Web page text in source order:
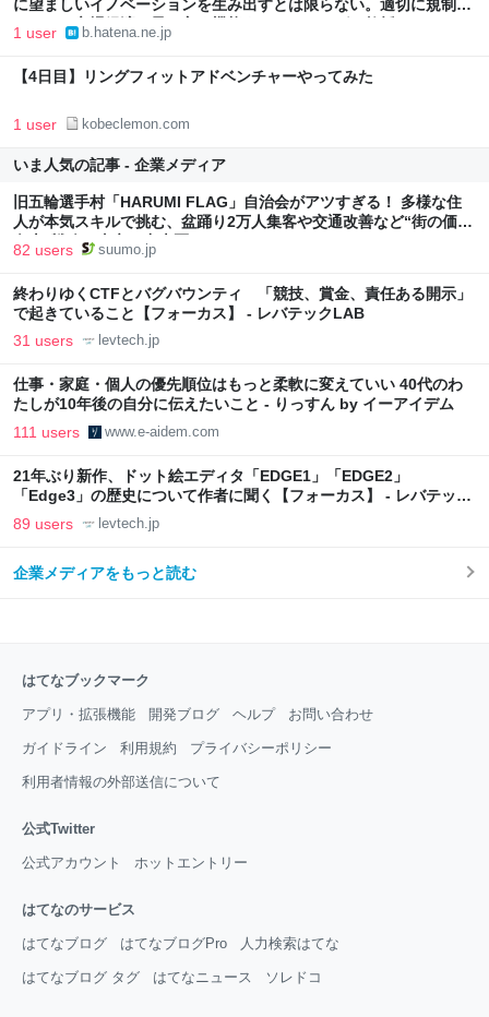
に望ましいイノベーションを生み出すとは限らない。適切に規制さ
れてこそ市場経済は最も良く機能する（アセモグル教授）"』への
コメント』へのコメント』へのコメント』へのコメント』へのコメ
ント
1 user b.hatena.ne.jp
【4日目】リングフィットアドベンチャーやってみた
1 user kobeclemon.com
いま人気の記事 - 企業メディア
旧五輪選手村「HARUMI FLAG」自治会がアツすぎる！ 多様な住
人が本気スキルで挑む、盆踊り2万人集客や交通改善など“街の価値
向上”戦略 東京・中央区
82 users suumo.jp
終わりゆくCTFとバグバウンティ 「競技、賞金、責任ある開示」
で起きていること【フォーカス】 - レバテックLAB
31 users levtech.jp
仕事・家庭・個人の優先順位はもっと柔軟に変えていい 40代のわ
たしが10年後の自分に伝えたいこと - りっすん by イーアイデム
111 users www.e-aidem.com
21年ぶり新作、ドット絵エディタ「EDGE1」「EDGE2」
「Edge3」の歴史について作者に聞く【フォーカス】 - レバテック
LAB
89 users levtech.jp
企業メディアをもっと読む
はてなブックマーク
アプリ・拡張機能 開発ブログ ヘルプ お問い合わせ
ガイドライン 利用規約 プライバシーポリシー
利用者情報の外部送信について
公式Twitter
公式アカウント ホットエントリー
はてなのサービス
はてなブログ はてなブログPro 人力検索はてな
はてなブログ タグ はてなニュース ソレドコ